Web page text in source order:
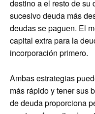
destino a el resto de su
sucesivo deuda más
deudas se paguen. El
capital extra para la
incorporación primero.
Ambas estrategias
más rápido y tener sus
de deuda proporciona